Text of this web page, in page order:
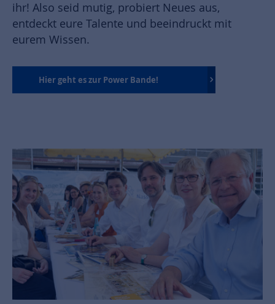
ihr! Also seid mutig, probiert Neues aus,
entdeckt eure Talente und beeindruckt mit
eurem Wissen.
Hier geht es zur Power Bande!